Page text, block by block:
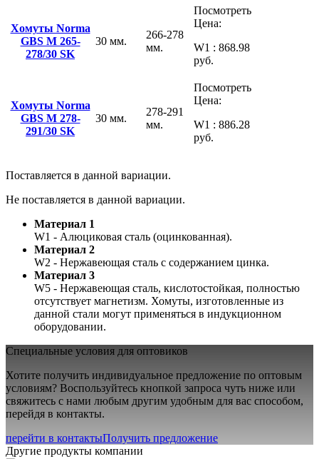
Хомуты Norma
GBS M 265-
278/30 SK
30 мм.
266-278
мм.
Посмотреть
Цена:
W1 : 868.98
руб.
Хомуты Norma
GBS M 278-
291/30 SK
30 мм.
278-291
мм.
Посмотреть
Цена:
W1 : 886.28
руб.
Поставляется в данной вариации.
Не поставляется в данной вариации.
Материал 1
W1 - Алюциковая сталь (оцинкованная).
Материал 2
W2 - Нержавеющая сталь с содержанием цинка.
Материал 3
W5 - Нержавеющая сталь, кислотостойкая, полностью
отсутствует магнетизм. Хомуты, изготовленные из
данной стали могут применяться в индукционном
оборудовании.
Специальные условия для оптовиков
Хотите получить индивидуальное предложение по оптовым
условиям? Воспользуйтесь кнопкой запроса чуть ниже или
свяжитесь с нами любым другим удобным для вас способом,
перейдя в контакты.
перейти в контактыПолучить предложение
Другие продукты компании